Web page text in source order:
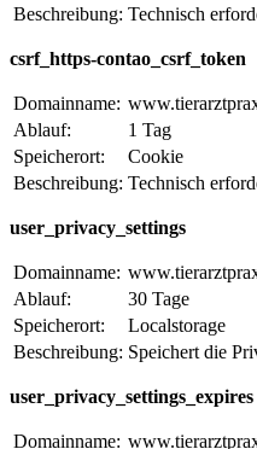
Beschreibung: Technisch
csrf_https-contao_csrf_token
Domainname:
Ablauf:
1 Tag
Speicherort:
Cookie
Beschreibung: Technisch
user_privacy_settings
Domainname:
Ablauf:
30 Tage
Speicherort:
Localstorage
Beschreibung: Speichert die
user_privacy_settings_expires
Domainname: